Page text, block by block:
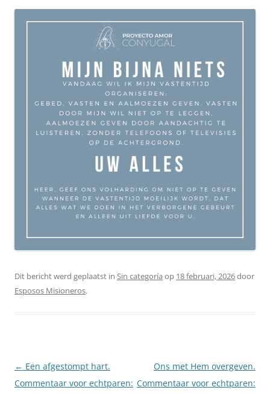
Dit bericht werd geplaatst in Sin categoría op 18 februari, 2026door
Esposos Misioneros.
Berichtnavigatie
← Een afgestompt hart.
Commentaar voor echtparen:
Ons met Hem overgeven.
Commentaar voor echtparen: